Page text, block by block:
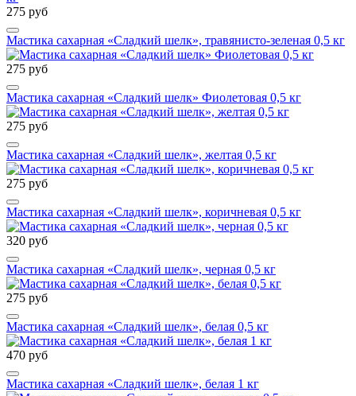
275 руб
Мастика сахарная «Сладкий шелк», травянисто-зеленая 0,5 кг
275 руб
Мастика сахарная «Сладкий шелк» Фиолетовая 0,5 кг
275 руб
Мастика сахарная «Сладкий шелк», желтая 0,5 кг
275 руб
Мастика сахарная «Сладкий шелк», коричневая 0,5 кг
320 руб
Мастика сахарная «Сладкий шелк», черная 0,5 кг
275 руб
Мастика сахарная «Сладкий шелк», белая 0,5 кг
470 руб
Мастика сахарная «Сладкий шелк», белая 1 кг